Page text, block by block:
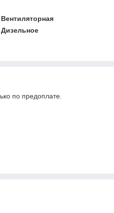
Вентиляторная
Дизельное
по предоплате.